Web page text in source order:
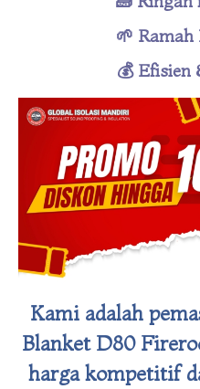
🌱
💰 Efisien
Kami adalah
BlanketD80
harga kompetitif